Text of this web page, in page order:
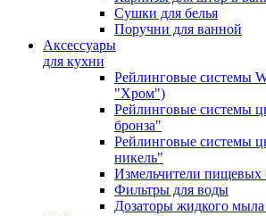
Сушки для белья
Поручни для ванной
Аксессуары
для кухни
Рейлинговые системы
"Хром")
Рейлинговые системы
бронза"
Рейлинговые системы
никель"
Измельчители пищевых
Фильтры для воды
Дозаторы жидкого